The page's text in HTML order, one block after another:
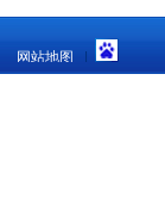
网站地图